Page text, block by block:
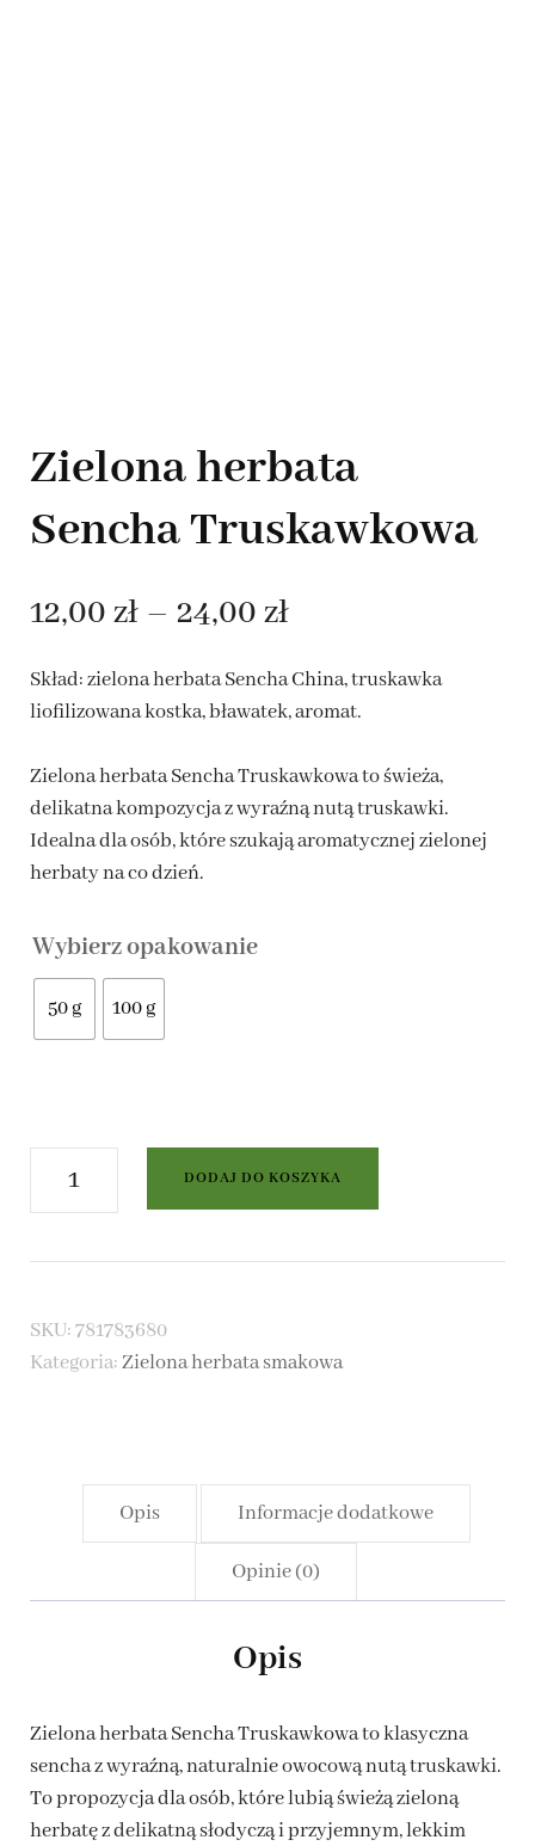
Zielona herbata
Sencha Truskawkowa
12,00 zł – 24,00 złZakres
cen:
od
12,00 zł
do
Skład: zielona herbata Sencha China, truskawka
liofilizowana kostka, bławatek, aromat.
Zielona herbata Sencha Truskawkowa to świeża,
delikatna kompozycja z wyraźną nutą truskawki.
Idealna dla osób, które szukają aromatycznej zielonej
herbaty na co dzień.
Wybierz opakowanie
50 g 100 g
ilość
Zielona
herbata
Truskawkowa
DODAJ DO KOSZYKA
SKU:781783680
Kategoria:Zielona herbata smakowa
Opis Informacje dodatkowe
Opinie (0)
Opis
Zielona herbata Sencha Truskawkowa to klasyczna
sencha z wyraźną, naturalnie owocową nutą truskawki.
To propozycja dla osób, które lubią świeżą zieloną
herbatę z delikatną słodyczą i przyjemnym, lekkim